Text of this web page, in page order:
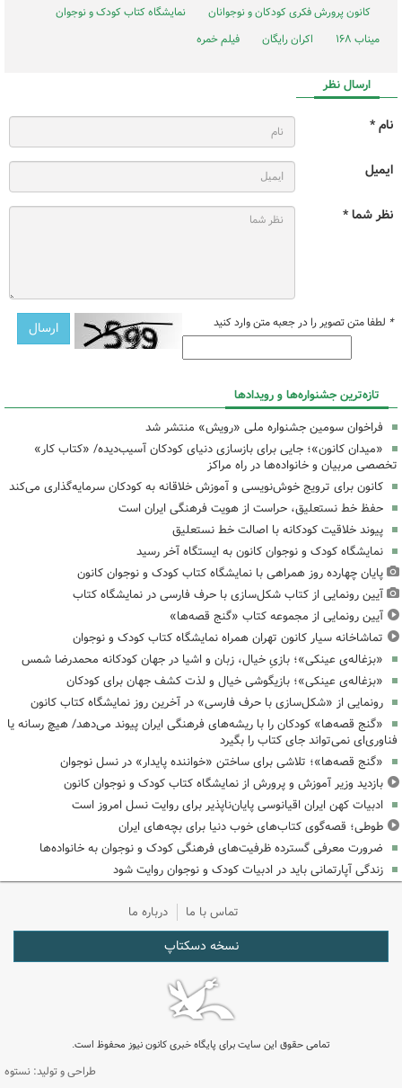
کانون پرورش فکری کودکان و نوجوانان
نمایشگاه کتاب کودک و نوجوان
میناب ۱۶۸
اکران رایگان فیلم خمره
ارسال نظر
نام *
ایمیل
نظر شما *
* لطفا متن تصویر را در جعبه متن وارد کنید
تازه‌ترین جشنواره‌ها و رویدادها
فراخوان سومین جشنواره ملی «رویش» منتشر شد
«میدان کانون»؛ جایی برای بازسازی دنیای کودکان آسیب‌دیده/ «کتاب کار»
تخصصی مربیان و خانواده‌ها در راه مراکز
کانون برای ترویج خوش‌نویسی و آموزش خلاقانه به کودکان سرمایه‌گذاری می‌کند
حفظ خط نستعلیق، حراست از هویت فرهنگی ایران است
پیوند خلاقیت کودکانه با اصالت خط نستعلیق
نمایشگاه کودک و نوجوان کانون به ایستگاه آخر رسید
پایان چهارده روز همراهی با نمایشگاه کتاب کودک و نوجوان کانون
آیین رونمایی از کتاب شکل‌سازی با حرف فارسی در نمایشگاه کتاب
آیین رونمایی از مجموعه کتاب «گنج قصه‌ها»
تماشاخانه سیار کانون تهران همراه نمایشگاه کتاب کودک و نوجوان
«بزغاله‌ی عینکی»؛ بازیِ خیال، زبان و اشیا در جهان کودکانه محمدرضا شمس
«بزغاله‌ی عینکی»؛ بازیگوشی خیال و لذت کشف جهان برای کودکان
رونمایی از «شکل‌سازی با حرف فارسی» در آخرین روز نمایشگاه کتاب کانون
«گنج قصه‌ها» کودکان را با ریشه‌های فرهنگی ایران پیوند می‌دهد/ هیچ رسانه یا
فناوری‌ای نمی‌تواند جای کتاب را بگیرد
«گنج قصه‌ها»؛ تلاشی برای ساختن «خواننده پایدار» در نسل نوجوان
بازدید وزیر آموزش و پرورش از نمایشگاه کتاب کودک و نوجوان کانون
ادبیات کهن ایران اقیانوسی پایان‌ناپذیر برای روایت نسل امروز است
طوطی؛ قصه‌گوی کتاب‌های خوب دنیا برای بچه‌های ایران
ضرورت معرفی گسترده ظرفیت‌های فرهنگی کودک و نوجوان به خانواده‌ها
زندگی آپارتمانی باید در ادبیات کودک و نوجوان روایت شود
تماس با ما درباره ما
نسخه دسکتاپ
تمامی حقوق این سایت برای پایگاه خبری کانون نیوز محفوظ است.
طراحی و تولید: نستوه